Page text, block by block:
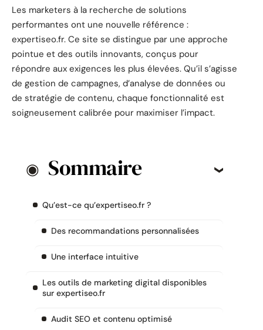
Les marketers à la recherche de solutions
performantes ont une nouvelle référence :
expertiseo.fr. Ce site se distingue par une approche
pointue et des outils innovants, conçus pour
répondre aux exigences les plus élevées. Qu’il s’agisse
de gestion de campagnes, d’analyse de données ou
de stratégie de contenu, chaque fonctionnalité est
soigneusement calibrée pour maximiser l’impact.
Sommaire
Qu’est-ce qu’expertiseo.fr ?
Des recommandations personnalisées
Une interface intuitive
Les outils de marketing digital disponibles
sur expertiseo.fr
Audit SEO et contenu optimisé